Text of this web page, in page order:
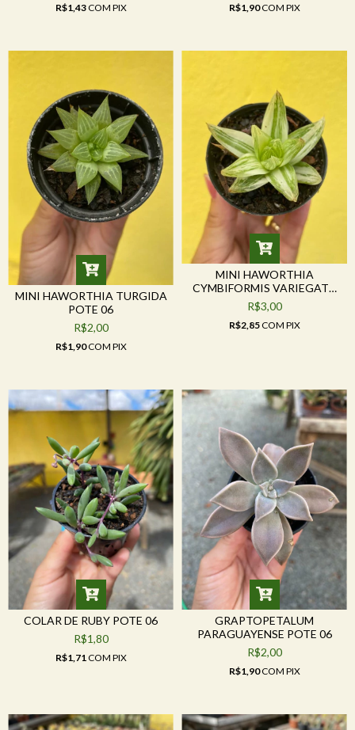
R$1,43COM PIX R$1,90COM PIX
MINI HAWORTHIA TURGIDA
POTE 06
R$2,00
R$1,90COM PIX
MINI HAWORTHIA
CYMBIFORMIS VARIEGATA
POTE 06
R$3,00
R$2,85COM PIX
COLAR DE RUBY POTE 06
R$1,80
R$1,71COM PIX
GRAPTOPETALUM
PARAGUAYENSE POTE 06
R$2,00
R$1,90COM PIX